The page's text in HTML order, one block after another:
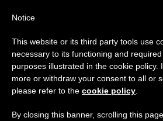
Aviso importante
Del 27 de julio al 7 de agosto
anual, aprovechando que en el
se generan menos
Notice
This website or its third party tools use
necessary to its functioning and
purposes illustrated in the cookie policy.
more or withdraw your consent to all or
please refer to the cookie policy
By closing this banner, scrolling this